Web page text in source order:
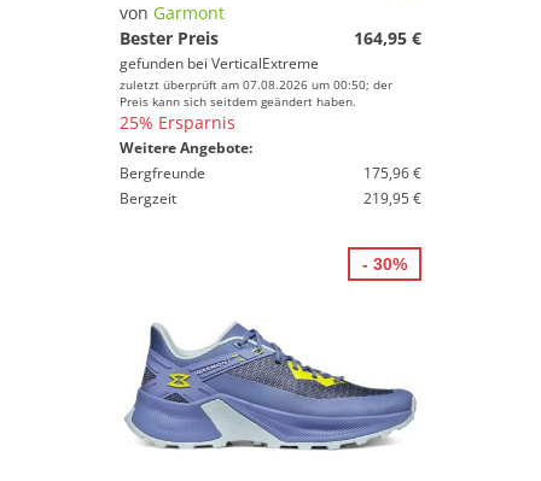
von Garmont
Bester Preis
164,95 €
gefunden bei VerticalExtreme
zuletzt überprüft am 07.08.2026 um 00:50; der
Preis kann sich seitdem geändert haben.
25% Ersparnis
Weitere Angebote:
Bergfreunde
175,96 €
Bergzeit
219,95 €
- 30%